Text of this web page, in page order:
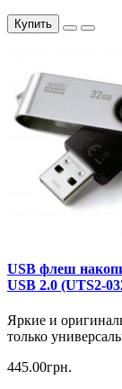
Купить
USB флеш
USB 2.0 (UTS2-
Яркие и
только
445.00грн.